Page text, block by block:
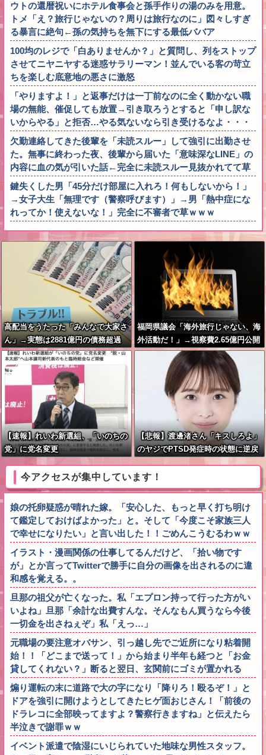
ウトの還暦祝いにホテル食事会と孫手作りの湯のみを用意。
トメ「え？旅行じゃないの？周りは旅行なのに」図々しすぎ
る暴言に絶句←孫の気持ちを無下にする最低ババア
100均のレジで「白ありませんか？」と質問し、列をストップ
させてニヤニヤする迷惑サラリーマン！並んでいる客の苛立
ちを楽しむ底意地の悪さに激怒
「やりますよ！」と返事だけは一丁前なのに全く動かない職
場の無能、催促しても放置→引き取ろうとすると「申し訳な
いからやる」と拒否…やる気ないなら引き受けるなよ・・・
欠勤連絡してきた後輩を「未読スルー」して強引に出勤させ
た。無事に終わった夜、後輩から届いた「意味深なLINE」の
内容に血の気が引いた話←完全に未読スルー見抜かれてて草
鍵失くした男「45分だけ部屋に入れろ！何もしないから！」
→女子大生「無理です（警察呼びます）」→男「熱中症にな
れってか！使えないな！」完全に不審者で草ｗｗｗ
高配当をうたった「みんなで大家さ
ん」→実態は2881億円の債務超過
福岡県議会「海外旅行じゃない、海
外活動だ！」→視察費2.65億円公開
で再炎上ｗｗｗ
【速報】れいわ新選組、「いのちの
党」に党名変更
【悲報】渡邊渚さん「キスしろよ」
のヤジでPTSD発症時の状態に逆戻
今アクセスが集中しています！
娘の托卵疑惑が晴れた嫁。「安心した、もっと早く打ち明け
て鑑定しておけばよかった」と。そして「今度こそ家族三人
で幸せになりたい」と言い出した！！ごめんこうむるわｗｗ
イラスト・漫画関係の仕事してるんだけど、「拾い物です
が」とか言ってTwitterで勝手に自分の画像を出されるのに違
和感を覚える。。
旦那の祖父が亡くなった。私「エプロン持って行った方がい
いよね」旦那「余計な出費すんな。そんなもん買うなら今後
一切金を出さねぇぞ」私「えっ…」
元職場の要注意オバサン、引っ越し先でご近所になり粘着開
始！！「どこまで送って！」から始まり半年も経つと「お金
貸してくれない？」断ると翌日、玄関前にゴミが置かれる
煽り運転の末に道路で大の字になり「降りろ！殴るぞ！」と
ドアを強引に開けようとしてきたヒゲ面おじさん！「前後の
ドラレコに全部映ってますよ？警察行きますね」と伝えたら
半泣きで謝罪ｗｗ
イベント派遣で陰湿にいじられていた地味な男性スタッフ。